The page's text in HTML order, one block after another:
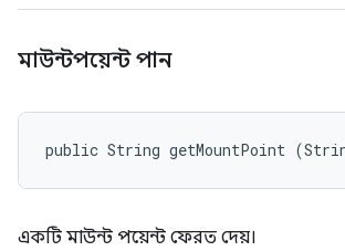
মাউন্টপয়েন্ট পান
public String getMountPoint
একটি মাউন্ট পয়েন্ট ফেরত দেয়।